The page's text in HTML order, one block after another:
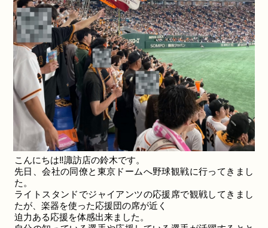
こんにちは‼諏訪店の鈴木です。
先日、会社の同僚と東京ドームへ野球観戦に行ってきまし
た。
ライトスタンドでジャイアンツの応援席で観戦してきまし
たが、楽器を使った応援団の席が近く
迫力ある応援を体感出来ました。